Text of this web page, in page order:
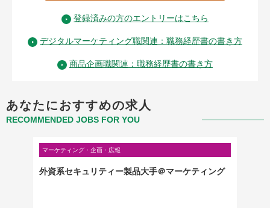
登録済みの方のエントリーはこちら
デジタルマーケティング職関連：職務経歴書の書き方
商品企画職関連：職務経歴書の書き方
あなたにおすすめの求人
RECOMMENDED JOBS FOR YOU
マーケティング・企画・広報
外資系セキュリティー製品大手＠マーケティング